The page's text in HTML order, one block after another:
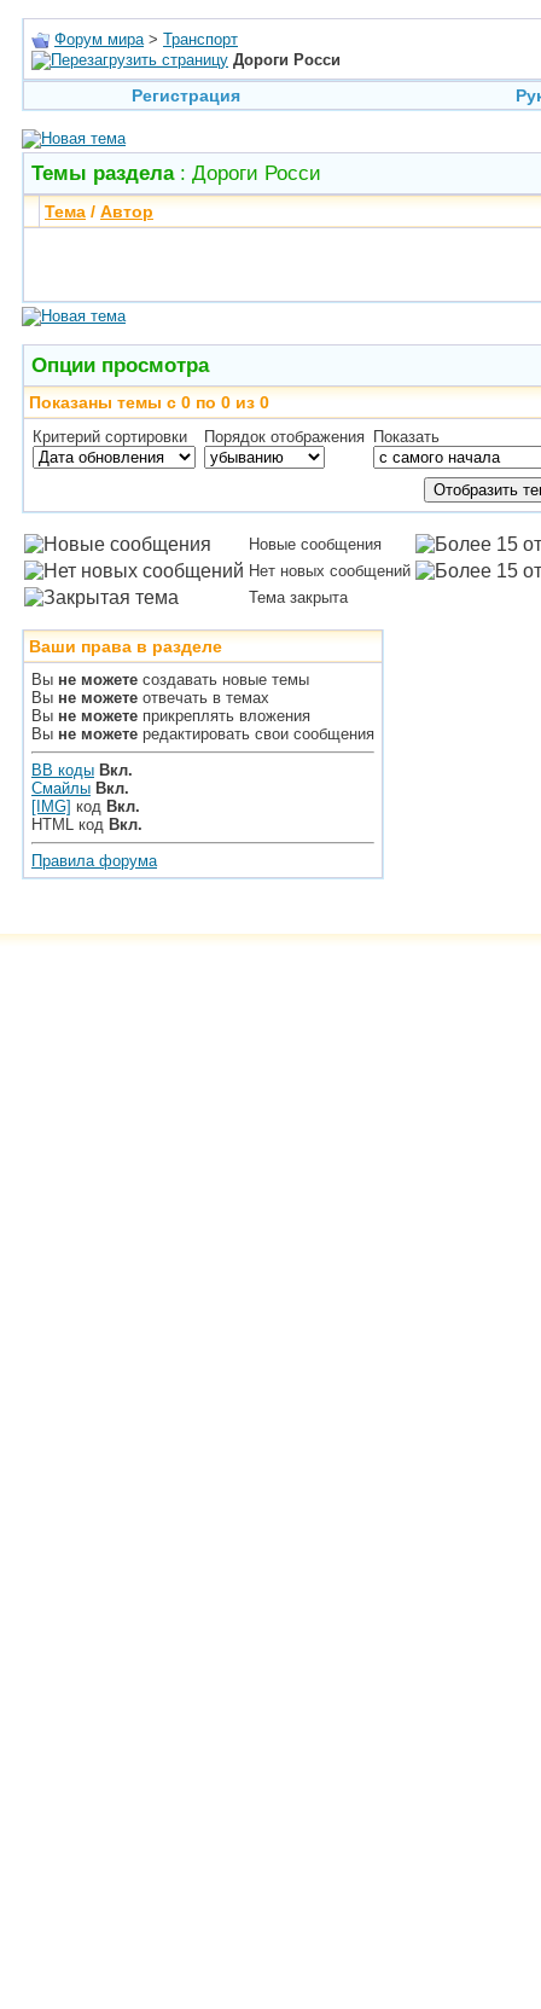
Форум мира > Транспорт
Дороги Росси
Регистрация
Темы раздела: Дороги Росси
Тема / Автор
Опции просмотра
Показаны темы с 0 по 0 из 0
Критерий сортировки Порядок отображения Показать
Новые сообщения
Нет новых сообщений
Тема закрыта
Ваши права в разделе
Вы не можете создавать новые темы
Вы не можете отвечать в темах
Вы не можете прикреплять вложения
Вы не можете редактировать свои сообщения
BB коды Вкл.
Смайлы Вкл.
[IMG] код Вкл.
HTML код Вкл.
Правила форума